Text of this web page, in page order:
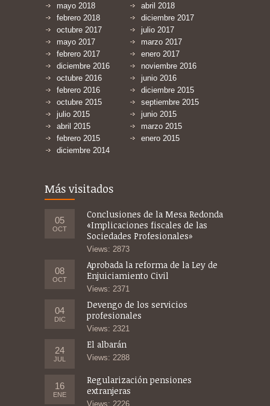
mayo 2018
abril 2018
febrero 2018
diciembre 2017
octubre 2017
julio 2017
mayo 2017
marzo 2017
febrero 2017
enero 2017
diciembre 2016
noviembre 2016
octubre 2016
junio 2016
febrero 2016
diciembre 2015
octubre 2015
septiembre 2015
julio 2015
junio 2015
abril 2015
marzo 2015
febrero 2015
enero 2015
diciembre 2014
Más visitados
05
OCT
Conclusiones de la Mesa Redonda
«Implicaciones fiscales de las
Sociedades Profesionales»
Views: 2873
08
OCT
Aprobada la reforma de la Ley de
Enjuiciamiento Civil
Views: 2371
04
DIC
Devengo de los servicios
profesionales
Views: 2321
24
JUL
El albarán
Views: 2288
16
ENE
Regularización pensiones
extranjeras
Views: 2226